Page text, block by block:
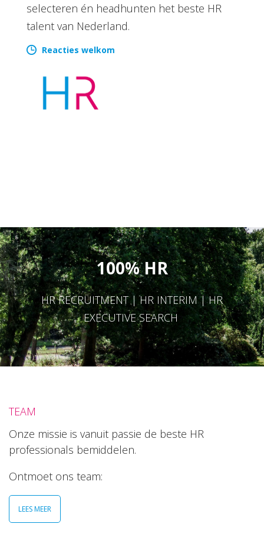
selecteren én headhunten het beste HR
talent van Nederland.
Reacties welkom
100% HR
HR RECRUITMENT | HR INTERIM | HR
EXECUTIVE SEARCH
TEAM
Onze missie is vanuit passie de beste HR
professionals bemiddelen.
Ontmoet ons team:
LEES MEER